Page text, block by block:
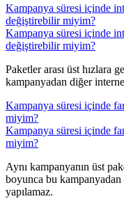
Kampanya süresi içinde
değiştirebilir miyim?
Kampanya süresi içinde
değiştirebilir miyim?
​Paketler arası üst hızlara
kampanyadan diğer
Kampanya süresi içinde
miyim?
Kampanya süresi içinde
miyim?
​Aynı kampanyanın üst
boyunca bu
yapılamaz.​​​